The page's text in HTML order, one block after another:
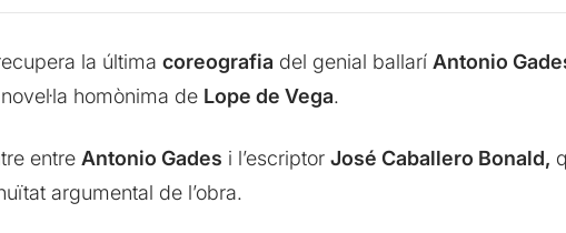
la última coreografia del genial ballarí Antonio
homònima de Lope de Vega.
entre Antonio Gades i l’escriptor José Caballero Bonald,
argumental de l’obra.